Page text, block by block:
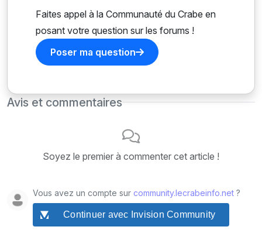
Faites appel à la Communauté du Crabe en
posant votre question sur les forums !
Poser ma question
Avis et commentaires
Soyez le premier à commenter cet article !
Vous avez un compte sur community.lecrabeinfo.net ?
Continuer avec Invision Community